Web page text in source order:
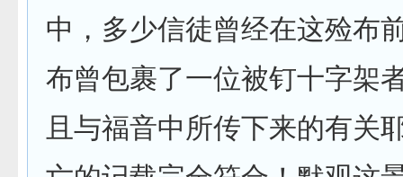
中，多少信徒曾经在这殓布
布曾包裹了一位被钉十字架
且与福音中所传下来的有关